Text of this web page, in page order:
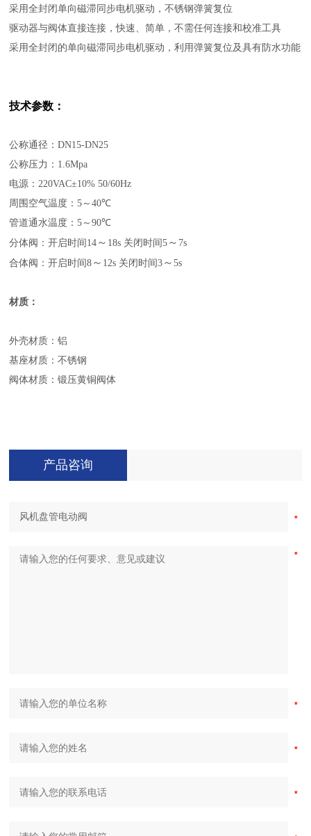
采用全封闭单向磁滞同步电机驱动，不锈钢弹簧复位
驱动器与阀体直接连接，快速、简单，不需任何连接和校准工具
采用全封闭的单向磁滞同步电机驱动，利用弹簧复位及具有防水功能
技术参数：
公称通径：DN15-DN25
公称压力：1.6Mpa
电源：220VAC±10% 50/60Hz
周围空气温度：5 ～40℃
管道通水温度：5 ～90℃
分体阀：开启时间14 ～ 18s 关闭时间5 ～ 7s
合体阀：开启时间8 ～ 12s 关闭时间3 ～5s
材质：
外壳材质：铝
基座材质：不锈钢
阀体材质：锻压黄铜阀体
产品咨询